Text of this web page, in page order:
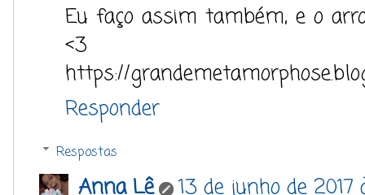
Eu faço assim também, e o
<3
https://
Responder
Respostas
Anna Lê 13 de junho de 2017